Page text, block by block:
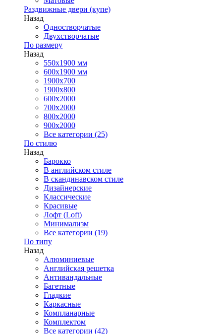
Раздвижные двери (купе)
Назад
Одностворчатые
Двухстворчатые
По размеру
Назад
550x1900 мм
600x1900 мм
1900х700
1900х800
600x2000
700x2000
800x2000
900x2000
Все категории (25)
По стилю
Назад
Барокко
В английском стиле
В скандинавском стиле
Дизайнерские
Классические
Красивые
Лофт (Loft)
Минимализм
Все категории (19)
По типу
Назад
Алюминиевые
Английская решетка
Антивандальные
Багетные
Гладкие
Каркасные
Компланарные
Комплектом
Все категории (42)